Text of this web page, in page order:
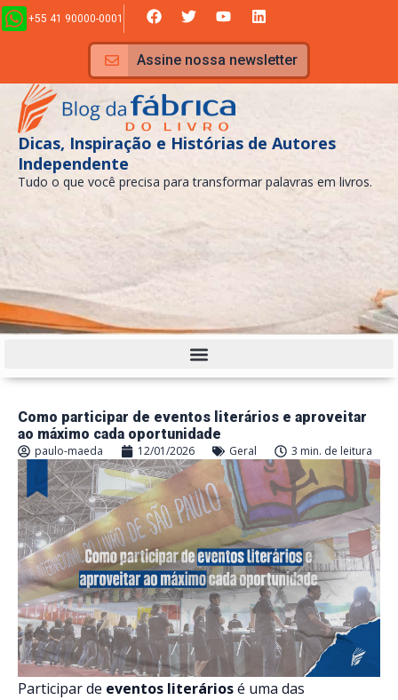
Ir
para
conteúdo
+55 41 90000-0001 F
a
c
e
b
o
o
k
T
w
i
t
t
e
r
Y
o
u
t
u
b
e
L
i
n
k
e
d
Assine nossa newsletter
Dicas, Inspiração e Histórias de Autores
Independente
Tudo o que você precisa para transformar palavras em livros.
Como participar de eventos literários e aproveitar
ao máximo cada oportunidade
paulo-maeda 12/01/2026 Geral 3 min. de leitura
Participar de eventos literáriosé uma das